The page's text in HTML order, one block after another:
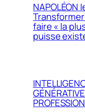
NAPOLÉON
faire « la
puisse